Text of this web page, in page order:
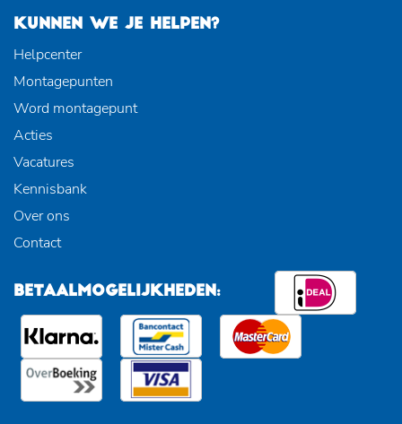
KUNNEN WE JE HELPEN?
Helpcenter
Montagepunten
Word montagepunt
Acties
Vacatures
Kennisbank
Over ons
Contact
BETAALMOGELIJKHEDEN: